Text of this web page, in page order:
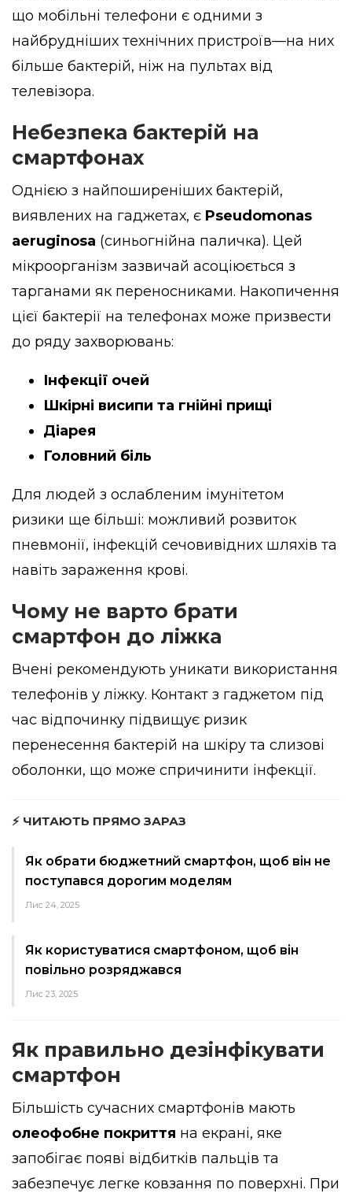
що мобільні телефони є одними з
найбрудніших технічних пристроїв—на них
більше бактерій, ніж на пультах від
телевізора.
Небезпека бактерій на
смартфонах
Однією з найпоширеніших бактерій,
виявлених на гаджетах, є Pseudomonas
aeruginosa (синьогнійна паличка). Цей
мікроорганізм зазвичай асоціюється з
тарганами як переносниками. Накопичення
цієї бактерії на телефонах може призвести
до ряду захворювань:
Інфекції очей
Шкірні висипи та гнійні прищі
Діарея
Головний біль
Для людей з ослабленим імунітетом
ризики ще більші: можливий розвиток
пневмонії, інфекцій сечовивідних шляхів та
навіть зараження крові.
Чому не варто брати
смартфон до ліжка
Вчені рекомендують уникати використання
телефонів у ліжку. Контакт з гаджетом під
час відпочинку підвищує ризик
перенесення бактерій на шкіру та слизові
оболонки, що може спричинити інфекції.
⚡ ЧИТАЮТЬ ПРЯМО ЗАРАЗ
Як обрати бюджетний смартфон, щоб він не
поступався дорогим моделям
Лис 24, 2025
Як користуватися смартфоном, щоб він
повільно розряджався
Лис 23, 2025
Як правильно дезінфікувати
смартфон
Більшість сучасних смартфонів мають
олеофобне покриття на екрані, яке
запобігає появі відбитків пальців та
забезпечує легке ковзання по поверхні. При